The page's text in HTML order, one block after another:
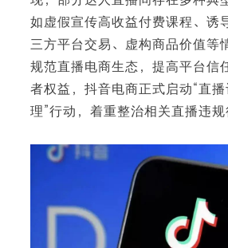
如虚假宣传高收益付费课程、诱
三方平台交易、虚构商品价值等
规范直播电商生态，提高平台信
者权益，抖音电商正式启动“直
理”行动，着重整治相关直播违规